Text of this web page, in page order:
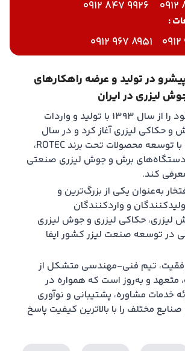
9926 847 0912
:
8951 967 0912
در تولید و عرضه راهکارهای
لیزری در ایران
روتک فعالیت خود را از سال ۱۳۹۳ با تولید و واردات
و حکاکی لیزری آغاز کرد و در سال
۱۳۹۵ موفق شد با توسعه محصولات تحت برند ROTEC،
برش و جوش لیزری صنعتی
معرفی کند.
به‌عنوان یکی از بزرگ‌ترین و
و واردکنندگان
لیزری، حکاکی لیزری و جوش لیزری
در توسعه صنعت لیزر کشور ایفا
تیم فنی-مهندسی متشکل از
متعهد و به‌روز است که همواره در
خدمات مشاوره، پشتیبانی و نوآوری
مختلف را با بالاترین کیفیت پاسخ